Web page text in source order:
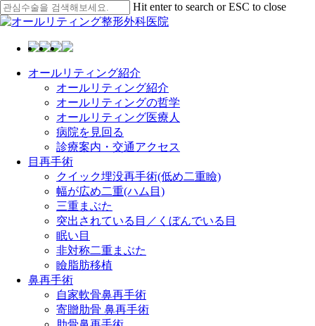
Skip
to
main
content
Hit enter to search or ESC to close
Close
Menu
オールリティング紹介
オールリティング紹介
オールリティングの哲学
オールリティング医療人
病院を見回る
診療案内・交通アクセス
目再手術
クイック埋没再手術(低め二重瞼)
幅が広め二重(ハム目)
三重まぶた
突出されている目／くぼんでいる目
眠い目
非対称二重まぶた
瞼脂肪移植
鼻再手術
自家軟骨鼻再手術
寄贈肋骨 鼻再手術